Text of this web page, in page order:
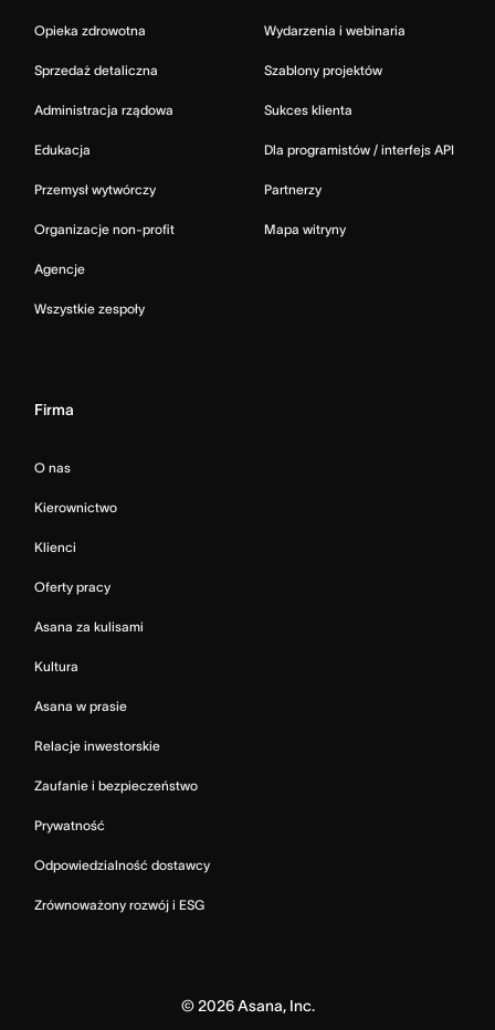
Opieka zdrowotna
Sprzedaż detaliczna
Administracja rządowa
Edukacja
Przemysł wytwórczy
Organizacje non-profit
Agencje
Wszystkie zespoły
Wydarzenia i webinaria
Szablony projektów
Sukces klienta
Dla programistów / interfejs API
Partnerzy
Mapa witryny
Firma
O nas
Kierownictwo
Klienci
Oferty pracy
Asana za kulisami
Kultura
Asana w prasie
Relacje inwestorskie
Zaufanie i bezpieczeństwo
Prywatność
Odpowiedzialność dostawcy
Zrównoważony rozwój i ESG
© 2026Asana, Inc.